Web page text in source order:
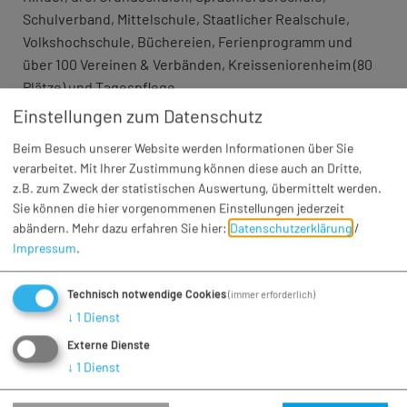
Schulverband, Mittelschule, Staatlicher Realschule,
Volkshochschule, Büchereien, Ferienprogramm und
über 100 Vereinen & Verbänden, Kreisseniorenheim (80
Plätze) und Tagespflege.
… Urlaubsregion mit rund 50.000 Übernachtungen
Im Dreiländereck im Ries und der Monheimer Alb
gelegen, hat die Region einen hohen Freizeitwert mit
idyllischen und sagenumwobenen Orten. Höhepunkt ist
Wemdings mittelalterliche Altstadt mit Bürgerhäusern
und Stadtbefestigung. Wallfahrtsort mit jährlich rund
150.000 Pilgern.
Einstellungen zum Datenschutz
Beim Besuch unserer Website werden Informationen über Sie
verarbeitet. Mit Ihrer Zustimmung können diese auch an Dritte,
z.B. zum Zweck der statistischen Auswertung, übermittelt werden.
Sie können die hier vorgenommenen Einstellungen jederzeit
abändern. Mehr dazu erfahren Sie hier: Datenschutzerklärung/
Impressum.
Technisch notwendige Cookies(immer erforderlich)
↓ 1 Dienst
Externe Dienste
↓ 1 Dienst